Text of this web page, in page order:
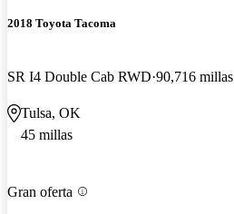
2018 Toyota Tacoma
SR I4 Double Cab RWD 90,716 millas
Tulsa, OK
45 millas
Gran oferta